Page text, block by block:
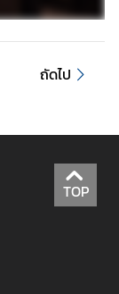
ถัดไป
TOP